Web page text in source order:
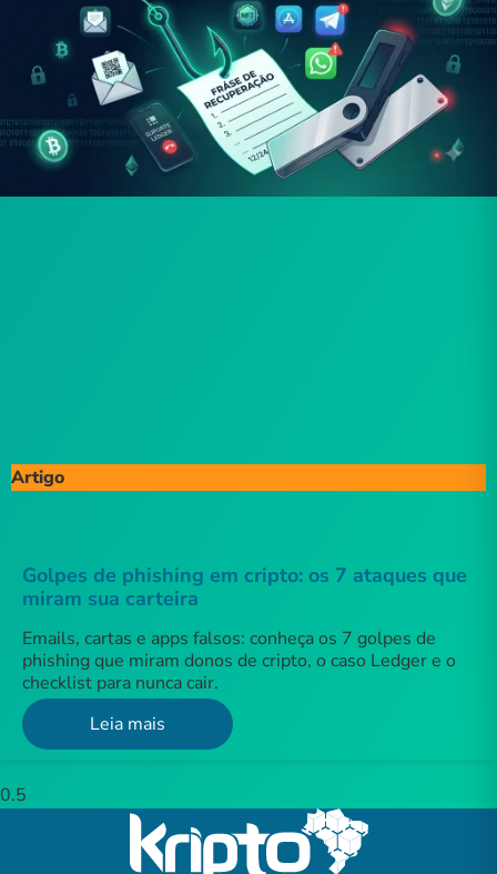
Artigo
Golpes de phishing em cripto: os 7 ataques que
miram sua carteira
Emails, cartas e apps falsos: conheça os 7 golpes de
phishing que miram donos de cripto, o caso Ledger e o
checklist para nunca cair.
Leia mais